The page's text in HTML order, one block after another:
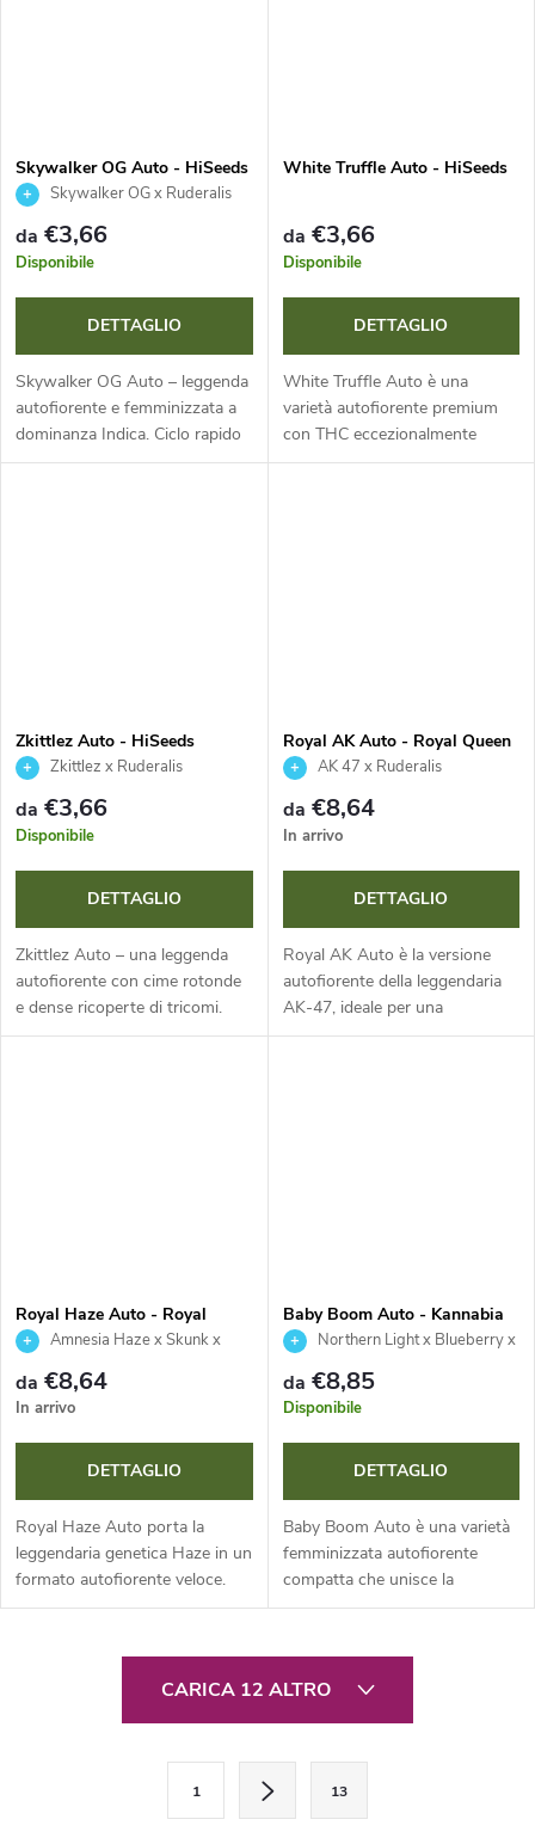
Skywalker OG Auto - HiSeeds
Skywalker OG x Ruderalis
da €3,66
Disponibile
DETTAGLIO
Skywalker OG Auto – leggenda
autofiorente e femminizzata a
dominanza Indica. Ciclo rapido
(70-75 giorni), crescita
White Truffle Auto - HiSeeds
da €3,66
Disponibile
DETTAGLIO
White Truffle Auto è una
varietà autofiorente premium
con THC eccezionalmente
elevato fino al 26 % e un ciclo
Zkittlez Auto - HiSeeds
Zkittlez x Ruderalis
da €3,66
Disponibile
DETTAGLIO
Zkittlez Auto – una leggenda
autofiorente con cime rotonde
e dense ricoperte di tricomi.
Aroma e sapore intensamente
Royal AK Auto - Royal Queen
SeedsAK 47 x Ruderalis
da €8,64
In arrivo
DETTAGLIO
Royal AK Auto è la versione
autofiorente della leggendaria
AK-47, ideale per una
coltivazione discreta. Con un
Royal Haze Auto - Royal
Queen Seeds
Amnesia Haze x Skunk x
Ruderalis
da €8,64
In arrivo
DETTAGLIO
Royal Haze Auto porta la
leggendaria genetica Haze in un
formato autofiorente veloce.
Con un ciclo di vita di 12
un contenuto medio di CBD, è...
Baby Boom Auto - Kannabia
Seed Company
Northern Light x Blueberry x
Ruderalis
da €8,85
Disponibile
DETTAGLIO
Baby Boom Auto è una varietà
femminizzata autofiorente
compatta che unisce la
genetica leggendaria di
Questo ibrido a dominanza
indica con THC...
CARICA 12 ALTRO
1 13